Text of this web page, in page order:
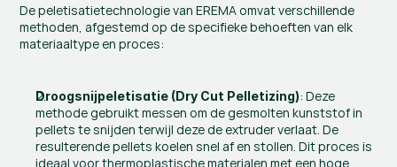
De peletisatietechnologie van EREMA omvat verschillende
methoden, afgestemd op de specifieke behoeften van elk
materiaaltype en proces:
Droogsnijpeletisatie (Dry Cut Pelletizing): Deze
methode gebruikt messen om de gesmolten kunststof in
pellets te snijden terwijl deze de extruder verlaat. De
resulterende pellets koelen snel af en stollen. Dit proces is
ideaal voor thermoplastische materialen met een hoge